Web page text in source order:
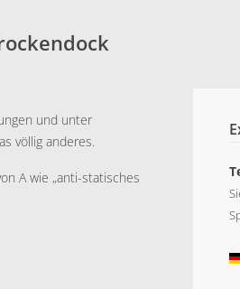
und unter
völlig anderes.
A wie „anti-statisches